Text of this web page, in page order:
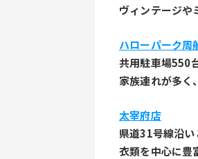
ヴィンテージや
ハローパーク周
共用駐車場550
家族連れが多く
太宰府店
県道31号線沿い
衣類を中心に豊